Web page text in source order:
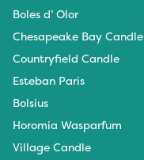
Boles d’ Olor
Chesapeake Bay Candle
Countryfield Candle
Esteban Paris
Bolsius
Horomia Wasparfum
Village Candle